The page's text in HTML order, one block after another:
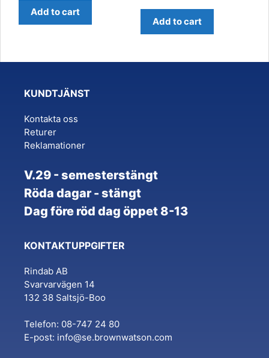
Add to cart
Add to cart
KUNDTJÄNST
Kontakta oss
Returer
Reklamationer
V.29 - semesterstängt
Röda dagar - stängt
Dag före röd dag öppet 8-13
KONTAKTUPPGIFTER
Rindab AB
Svarvarvägen 14
132 38 Saltsjö-Boo
Telefon: 08-747 24 80
E-post: info@se.brownwatson.com